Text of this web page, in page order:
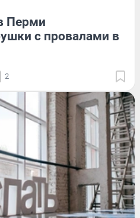
Перми
с провалами в
2